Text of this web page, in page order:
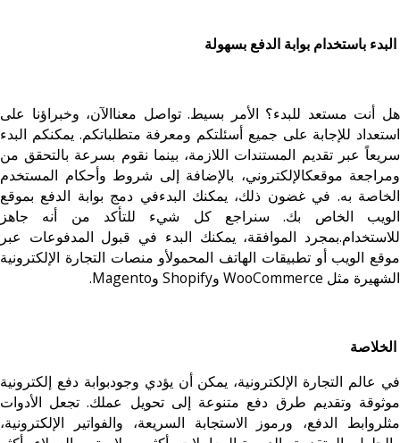
البدء باستخدام بوابة الدفع بسهولة
هل أنت مستعد للبدء؟ الأمر بسيط. تواصل معناالآن، وخبراؤنا على
استعداد للإجابة على جميع أسئلتكم ومعرفة متطلباتكم. يمكنكم البدء
سريعاً عبر تقديم المستندات اللازمة، بينما نقوم بسرعة بالتحقق من
ومراجعة موقعكالإلكتروني، بالإضافة إلى شروط وأحكام المستخدم
الخاصة به. في غضون ذلك، يمكنك البدءفي دمج بوابة الدفع بموقع
الويب الخاص بك. سنراجع كل شيء للتأكد من أنه جاهز
للاستخدام.بمجرد الموافقة، يمكنك البدء في قبول المدفوعات عبر
موقع الويب أو تطبيقات الهاتف المحمولأو منصات التجارة الإلكترونية
الشهيرة مثل WooCommerce وShopify وMagento.
الخلاصة
في عالم التجارة الإلكترونية، يمكن أن يؤدي وجودبوابة دفع إلكترونية
موثوقة وتقديم طرق دفع متنوعة إلى تحويل عملك. تجعل الأدوات
مثلروابط الدفع، ورموز الاستجابة السريعة، والفواتير الإلكترونية،